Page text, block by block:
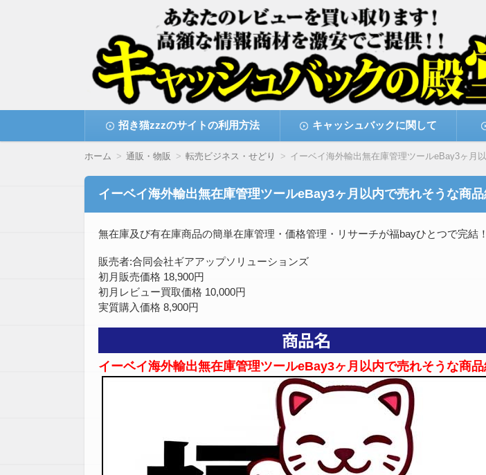
情報商材激安サイト・キャッシュバック
高額な情報商材をレビューを買い取ることで激安で購入できます
テ
招き猫zzzのサイトの利用方法 キャッシュバックに関して
ホーム 通販・物販 転売ビジネス・せどり イーベイ海外輸出無在庫管理ツールeBay3ヶ月
イーベイ海外輸出無在庫管理ツールeBay3ヶ月以内で売れそうな商
無在庫及び有在庫商品の簡単在庫管理・価格管理・リサーチが福bayひとつで完結！
販売者:合同会社ギアアップソリューションズ
初月販売価格 18,900円
初月レビュー買取価格 10,000円
実質購入価格 8,900円
イーベイ海外輸出無在庫管理ツールeBay3ヶ月以内で売れそうな商